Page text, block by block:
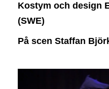
Kostym och design
(SWE)
På scen Staffan